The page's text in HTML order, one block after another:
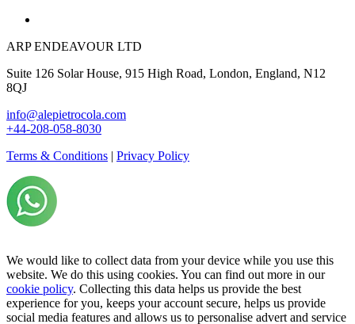
ARP ENDEAVOUR LTD
Suite 126 Solar House, 915 High Road, London, England, N12
8QJ
info@alepietrocola.com
+44-208-058-8030
Terms & Conditions | Privacy Policy
We would like to collect data from your device while you use this
website. We do this using cookies. You can find out more in our
cookie policy. Collecting this data helps us provide the best
experience for you, keeps your account secure, helps us provide
social media features and allows us to personalise advert and service